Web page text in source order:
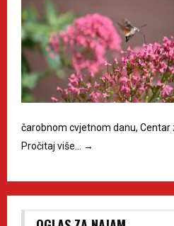
čarobnom cvjetnom danu, Centar
Pročitaj više…
→